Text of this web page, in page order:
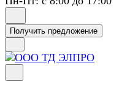
Получить предложение